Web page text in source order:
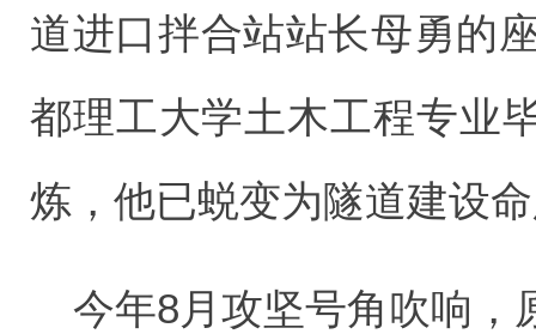
道进口拌合站站长母勇的
都理工大学土木工程专业
炼，他已蜕变为隧道建设
今年8月攻坚号角吹响，